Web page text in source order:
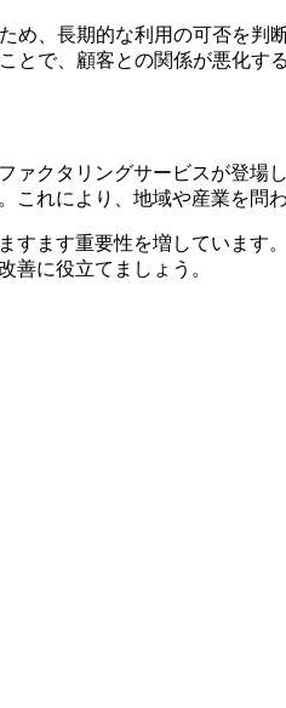
、長期的な利用の可否を判
で、顧客との関係が悪化す
クタリングサービスが登
れにより、地域や産業を問
ます重要性を増していま
善に役立てましょう。